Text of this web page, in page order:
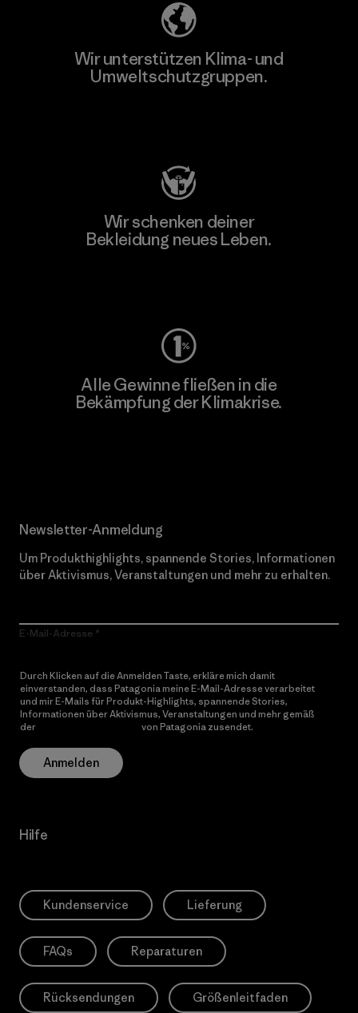
Wir unterstützen Klima- und
Umweltschutzgruppen.
Wir schenken deiner
Bekleidung neues Leben.
Alle Gewinne fließen in die
Bekämpfung der Klimakrise.
Newsletter-Anmeldung
Um Produkthighlights, spannende Stories, Informationen
über Aktivismus, Veranstaltungen und mehr zu erhalten.
E-Mail-Adresse
Durch Klicken auf die Anmelden Taste, erkläre mich damit
einverstanden, dass Patagonia meine E-Mail-Adresse verarbeitet
und mir E-Mails für Produkt-Highlights, spannende Stories,
Informationen über Aktivismus, Veranstaltungen und mehr gemäß
der
von Patagonia zusendet.
Anmelden
Hilfe
Kundenservice Lieferung
FAQs Reparaturen
Rücksendungen Größenleitfaden